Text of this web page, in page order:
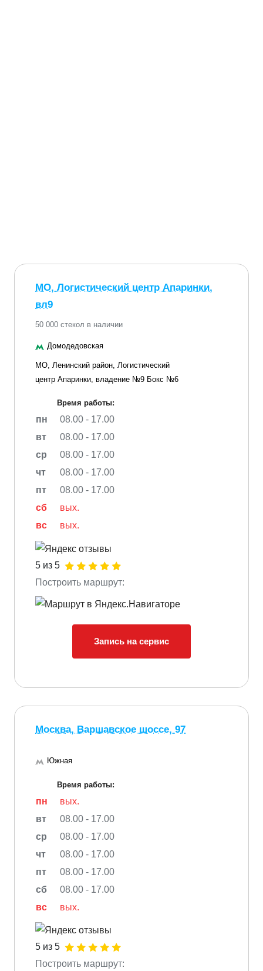
МО, Логистический центр Апаринки,
вл9
50 000 стекол в наличии
Домодедовская
МО, Ленинский район, Логистический
центр Апаринки, владение №9 Бокс №6
Время работы:
пн
08.00 - 17.00
вт
08.00 - 17.00
ср
08.00 - 17.00
чт
08.00 - 17.00
пт
08.00 - 17.00
сб
вых.
вс
вых.
5 из 5
Построить маршрут:
Запись на сервис
Москва, Варшавское шоссе, 97
Южная
Время работы:
пн
вых.
вт
08.00 - 17.00
ср
08.00 - 17.00
чт
08.00 - 17.00
пт
08.00 - 17.00
сб
08.00 - 17.00
вс
вых.
5 из 5
Построить маршрут: